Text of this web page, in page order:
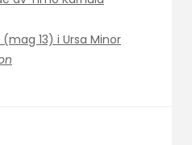
13) i Ursa Minor